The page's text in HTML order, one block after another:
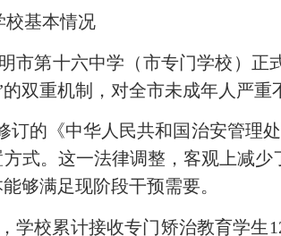
校基本情况
市第十六中学 （市专门学校） 正
的双重机制，对全市未成年人严
订的 《中华人民共和国治安管理
式。这一法律调整，客观上减
够满足现阶段干预需要。
学校累计接收专门矫治教育学生